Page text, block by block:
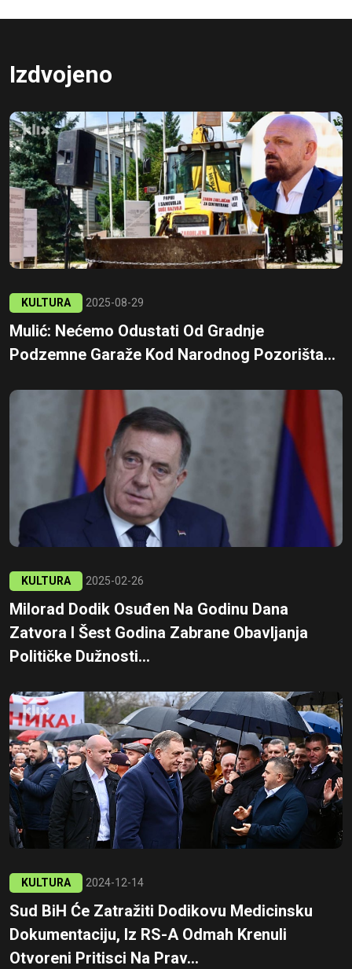
Izdvojeno
KULTURA 2025-08-29
Mulić: Nećemo Odustati Od Gradnje
Podzemne Garaže Kod Narodnog Pozorišta...
KULTURA 2025-02-26
Milorad Dodik Osuđen Na Godinu Dana
Zatvora I Šest Godina Zabrane Obavljanja
Političke Dužnosti...
KULTURA 2024-12-14
Sud BiH Će Zatražiti Dodikovu Medicinsku
Dokumentaciju, Iz RS-A Odmah Krenuli
Otvoreni Pritisci Na Prav...